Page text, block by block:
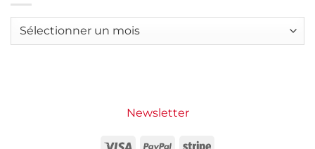
à
boisson
Archives
Newsletter
Visa PayPal Stripe